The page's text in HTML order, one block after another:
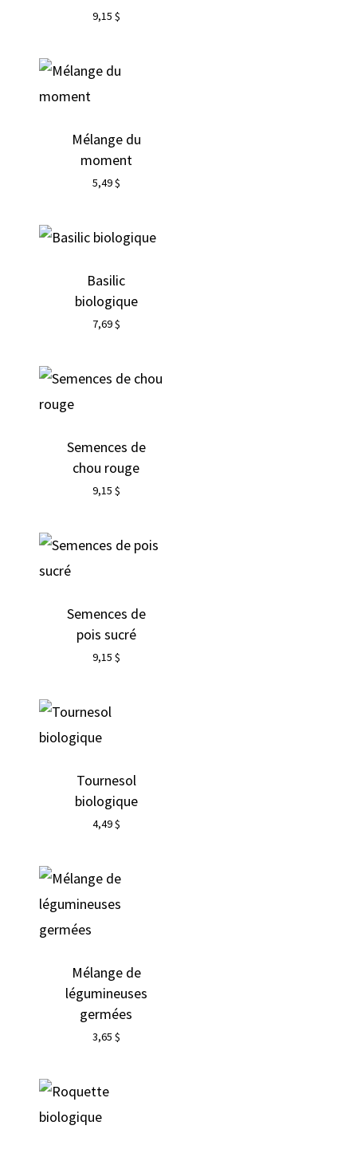
9,15 $
Mélange du
moment
5,49$
Basilic
biologique
7,69$
Semences de
chou rouge
9,15 $
Semences de
pois sucré
9,15 $
Tournesol
biologique
4,49$
Mélange de
légumineuses
germées
3,65 $